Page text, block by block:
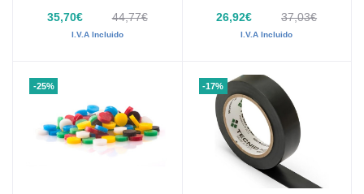
35,70€ 44,77€
I.V.A Incluido
26,92€ 37,03€
I.V.A Incluido
-25% -17%